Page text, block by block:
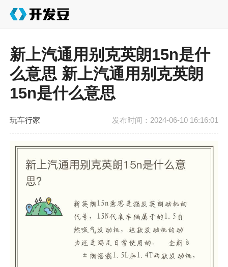
新上汽通用别克英朗15n是什
么意思 新上汽通用别克英朗
15n是什么意思
玩车行家 发布时间：2024-06-10 16:16:01